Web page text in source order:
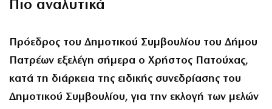
Πιο αναλυτικά
Πρόεδρος του Δημοτικού Συμβουλίου του Δήμου
Πατρέων εξελέγη σήμερα ο Χρήστος Πατούχας,
κατά τη διάρκεια της ειδικής συνεδρίασης του
Δημοτικού Συμβουλίου, για την εκλογή των μελών